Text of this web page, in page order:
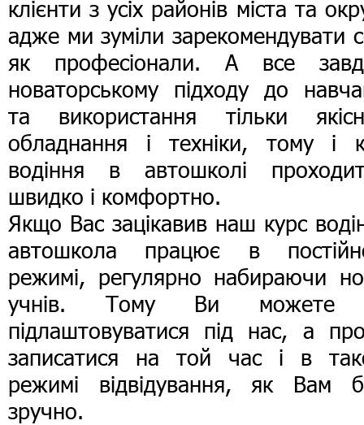
клієнти з усіх районів міста та
адже ми зуміли зарекомендувати
як професіонали. А все
новаторському підходу до
та використання тільки
обладнання і техніки, тому і
водіння в автошколі
швидко і комфортно.
Якщо Вас зацікавив наш курс
автошкола працює в
режимі, регулярно набираючи
учнів. Тому Ви можете
підлаштовуватися під нас, а
записатися на той час і в
режимі відвідування, як Вам
зручно.